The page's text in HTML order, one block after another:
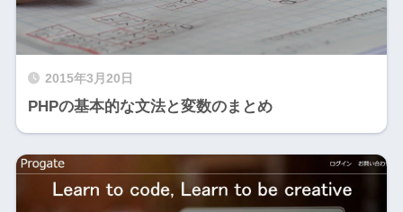
2015年3月20日
PHPの基本的な文法と変数のまとめ